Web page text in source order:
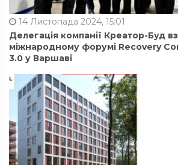
14 Листопада 2024, 15:01
Делегація компанії Креатор-Буд
міжнародному форумі Recovery
3.0 у Варшаві